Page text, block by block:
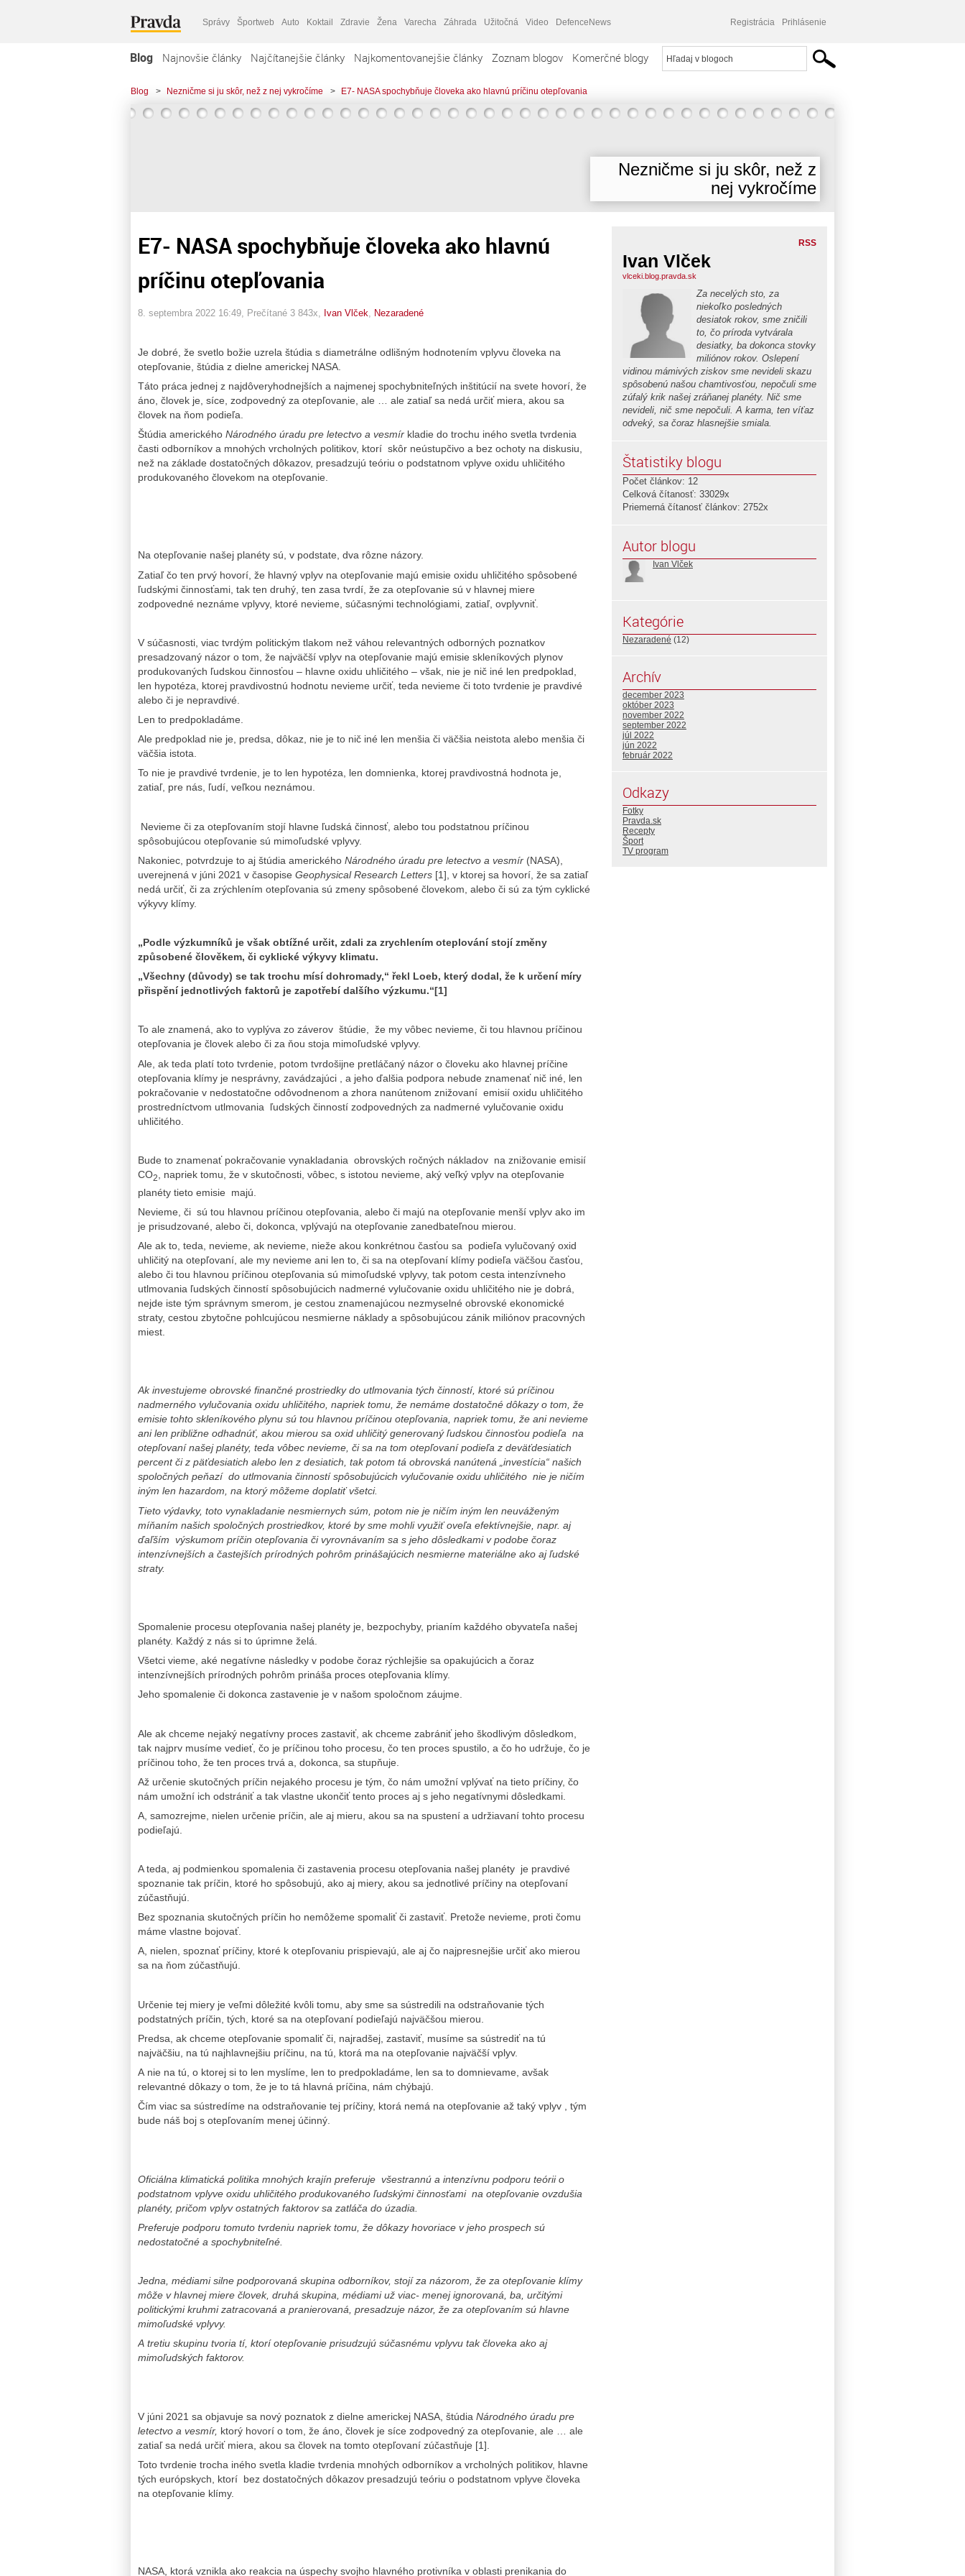
Správy Športweb Auto Koktail Zdravie Žena Varecha Záhrada Užitočná Video DefenceNews Registrácia Prihlásenie
Blog Najnovšie články Najčítanejšie články Najkomentovanejšie články Zoznam blogov Komerčné blogy
Blog > Nezničme si ju skôr, než z nej vykročíme > E7- NASA spochybňuje človeka ako hlavnú príčinu otepľovania
Nezničme si ju skôr, než z
nej vykročíme
E7- NASA spochybňuje človeka ako hlavnú
príčinu otepľovania
8. septembra 2022 16:49 , Prečítané 3 843x, Ivan Vlček Nezaradené
Je dobré, že svetlo božie uzrela štúdia s diametrálne odlišným hodnotením vplyvu človeka na
otepľovanie, štúdia z dielne americkej NASA.
Táto práca jednej z najdôveryhodnejších a najmenej spochybniteľných inštitúcií na svete hovorí, že
áno, človek je, síce, zodpovedný za otepľovanie, ale … ale zatiaľ sa nedá určiť miera, akou sa
človek na ňom podieľa.
Štúdia amerického Národného úradu pre letectvo a vesmír kladie do trochu iného svetla tvrdenia
časti odborníkov a mnohých vrcholných politikov, ktorí skôr neústupčivo a bez ochoty na diskusiu,
než na základe dostatočných dôkazov, presadzujú teóriu o podstatnom vplyve oxidu uhličitého
produkovaného človekom na otepľovanie.
Na otepľovanie našej planéty sú, v podstate, dva rôzne názory.
Zatiaľ čo ten prvý hovorí, že hlavný vplyv na otepľovanie majú emisie oxidu uhličitého spôsobené
ľudskými činnosťami, tak ten druhý, ten zasa tvrdí, že za otepľovanie sú v hlavnej miere
zodpovedné neznáme vplyvy, ktoré nevieme, súčasnými technológiami, zatiaľ, ovplyvniť.
V súčasnosti, viac tvrdým politickým tlakom než váhou relevantných odborných poznatkov
presadzovaný názor o tom, že najväčší vplyv na otepľovanie majú emisie skleníkových plynov
produkovaných ľudskou činnosťou – hlavne oxidu uhličitého – však, nie je nič iné len predpoklad,
len hypotéza, ktorej pravdivostnú hodnotu nevieme určiť, teda nevieme či toto tvrdenie je pravdivé
alebo či je nepravdivé.
Len to predpokladáme.
Ale predpoklad nie je, predsa, dôkaz, nie je to nič iné len menšia či väčšia neistota alebo menšia či
väčšia istota.
To nie je pravdivé tvrdenie, je to len hypotéza, len domnienka, ktorej pravdivostná hodnota je,
zatiaľ, pre nás, ľudí, veľkou neznámou.
Nevieme či za otepľovaním stojí hlavne ľudská činnosť, alebo tou podstatnou príčinou
spôsobujúcou otepľovanie sú mimoľudské vplyvy.
Nakoniec, potvrdzuje to aj štúdia amerického Národného úradu pre letectvo a vesmír (NASA),
uverejnená v júni 2021 v časopise Geophysical Research Letters [1], v ktorej sa hovorí, že sa zatiaľ
nedá určiť, či za zrýchlením otepľovania sú zmeny spôsobené človekom, alebo či sú za tým cyklické
výkyvy klímy.
„Podle výzkumníků je však obtížné určit, zdali za zrychlením oteplování stojí změny
způsobené člověkem, či cyklické výkyvy klimatu.
„Všechny (důvody) se tak trochu mísí dohromady,“ řekl Loeb, který dodal, že k určení míry
přispění jednotlivých faktorů je zapotřebí dalšího výzkumu.“[1]
To ale znamená, ako to vyplýva zo záverov štúdie, že my vôbec nevieme, či tou hlavnou príčinou
otepľovania je človek alebo či za ňou stoja mimoľudské vplyvy.
Ale, ak teda platí toto tvrdenie, potom tvrdošijne pretláčaný názor o človeku ako hlavnej príčine
otepľovania klímy je nesprávny, zavádzajúci , a jeho ďalšia podpora nebude znamenať nič iné, len
pokračovanie v nedostatočne odôvodnenom a zhora nanútenom znižovaní emisií oxidu uhličitého
prostredníctvom utlmovania ľudských činností zodpovedných za nadmerné vylučovanie oxidu
uhličitého.
Bude to znamenať pokračovanie vynakladania obrovských ročných nákladov na znižovanie emisií
CO2
, napriek tomu, že v skutočnosti, vôbec, s istotou nevieme, aký veľký vplyv na otepľovanie
planéty tieto emisie majú.
Nevieme, či sú tou hlavnou príčinou otepľovania, alebo či majú na otepľovanie menší vplyv ako im
je prisudzované, alebo či, dokonca, vplývajú na otepľovanie zanedbateľnou mierou.
Ale ak to, teda, nevieme, ak nevieme, nieže akou konkrétnou časťou sa podieľa vylučovaný oxid
uhličitý na otepľovaní, ale my nevieme ani len to, či sa na otepľovaní klímy podieľa väčšou časťou,
alebo či tou hlavnou príčinou otepľovania sú mimoľudské vplyvy, tak potom cesta intenzívneho
utlmovania ľudských činností spôsobujúcich nadmerné vylučovanie oxidu uhličitého nie je dobrá,
nejde iste tým správnym smerom, je cestou znamenajúcou nezmyselné obrovské ekonomické
straty, cestou zbytočne pohlcujúcou nesmierne náklady a spôsobujúcou zánik miliónov pracovných
miest.
Ak investujeme obrovské finančné prostriedky do utlmovania tých činností, ktoré sú príčinou
nadmerného vylučovania oxidu uhličitého, napriek tomu, že nemáme dostatočné dôkazy o tom, že
emisie tohto skleníkového plynu sú tou hlavnou príčinou otepľovania, napriek tomu, že ani nevieme
ani len približne odhadnúť, akou mierou sa oxid uhličitý generovaný ľudskou činnosťou podieľa na
otepľovaní našej planéty, teda vôbec nevieme, či sa na tom otepľovaní podieľa z deväťdesiatich
percent či z päťdesiatich alebo len z desiatich, tak potom tá obrovská nanútená „investícia“ našich
spoločných peňazí do utlmovania činností spôsobujúcich vylučovanie oxidu uhličitého nie je ničím
iným len hazardom, na ktorý môžeme doplatiť všetci.
Tieto výdavky, toto vynakladanie nesmiernych súm, potom nie je ničím iným len neuváženým
míňaním našich spoločných prostriedkov, ktoré by sme mohli využiť oveľa efektívnejšie, napr. aj
ďaľším výskumom príčin otepľovania či vyrovnávaním sa s jeho dôsledkami v podobe čoraz
intenzívnejších a častejších prírodných pohrôm prinášajúcich nesmierne materiálne ako aj ľudské
straty.
Spomalenie procesu otepľovania našej planéty je, bezpochyby, prianím každého obyvateľa našej
planéty. Každý z nás si to úprimne želá.
Všetci vieme, aké negatívne následky v podobe čoraz rýchlejšie sa opakujúcich a čoraz
intenzívnejších prírodných pohrôm prináša proces otepľovania klímy.
Jeho spomalenie či dokonca zastavenie je v našom spoločnom záujme.
Ale ak chceme nejaký negatívny proces zastaviť, ak chceme zabrániť jeho škodlivým dôsledkom,
tak najprv musíme vedieť, čo je príčinou toho procesu, čo ten proces spustilo, a čo ho udržuje, čo je
príčinou toho, že ten proces trvá a, dokonca, sa stupňuje.
Až určenie skutočných príčin nejakého procesu je tým, čo nám umožní vplývať na tieto príčiny, čo
nám umožní ich odstrániť a tak vlastne ukončiť tento proces aj s jeho negatívnymi dôsledkami.
A, samozrejme, nielen určenie príčin, ale aj mieru, akou sa na spustení a udržiavaní tohto procesu
podieľajú.
A teda, aj podmienkou spomalenia či zastavenia procesu otepľovania našej planéty je pravdivé
spoznanie tak príčin, ktoré ho spôsobujú, ako aj miery, akou sa jednotlivé príčiny na otepľovaní
zúčastňujú.
Bez spoznania skutočných príčin ho nemôžeme spomaliť či zastaviť. Pretože nevieme, proti čomu
máme vlastne bojovať.
A, nielen, spoznať príčiny, ktoré k otepľovaniu prispievajú, ale aj čo najpresnejšie určiť ako mierou
sa na ňom zúčastňujú.
Určenie tej miery je veľmi dôležité kvôli tomu, aby sme sa sústredili na odstraňovanie tých
podstatných príčin, tých, ktoré sa na otepľovaní podieľajú najväčšou mierou.
Predsa, ak chceme otepľovanie spomaliť či, najradšej, zastaviť, musíme sa sústrediť na tú
najväčšiu, na tú najhlavnejšiu príčinu, na tú, ktorá ma na otepľovanie najväčší vplyv.
A nie na tú, o ktorej si to len myslíme, len to predpokladáme, len sa to domnievame, avšak
relevantné dôkazy o tom, že je to tá hlavná príčina, nám chýbajú.
Čím viac sa sústredíme na odstraňovanie tej príčiny, ktorá nemá na otepľovanie až taký vplyv , tým
bude náš boj s otepľovaním menej účinný.
Oficiálna klimatická politika mnohých krajín preferuje všestrannú a intenzívnu podporu teórii o
podstatnom vplyve oxidu uhličitého produkovaného ľudskými činnosťami na otepľovanie ovzdušia
planéty, pričom vplyv ostatných faktorov sa zatláča do úzadia.
Preferuje podporu tomuto tvrdeniu napriek tomu, že dôkazy hovoriace v jeho prospech sú
nedostatočné a spochybniteľné.
Jedna, médiami silne podporovaná skupina odborníkov, stojí za názorom, že za otepľovanie klímy
môže v hlavnej miere človek, druhá skupina, médiami už viac- menej ignorovaná, ba, určitými
politickými kruhmi zatracovaná a pranierovaná, presadzuje názor, že za otepľovaním sú hlavne
mimoľudské vplyvy.
A tretiu skupinu tvoria tí, ktorí otepľovanie prisudzujú súčasnému vplyvu tak človeka ako aj
mimoľudských faktorov.
V júni 2021 sa objavuje sa nový poznatok z dielne americkej NASA, štúdia Národného úradu pre
letectvo a vesmír, ktorý hovorí o tom, že áno, človek je síce zodpovedný za otepľovanie, ale … ale
zatiaľ sa nedá určiť miera, akou sa človek na tomto otepľovaní zúčastňuje [1].
Toto tvrdenie trocha iného svetla kladie tvrdenia mnohých odborníkov a vrcholných politikov, hlavne
tých európskych, ktorí bez dostatočných dôkazov presadzujú teóriu o podstatnom vplyve človeka
na otepľovanie klímy.
NASA, ktorá vznikla ako reakcia na úspechy svojho hlavného protivníka v oblasti prenikania do
RSS
Ivan Vlček
vlceki.blog.pravda.sk
Za necelých sto, za
niekoľko posledných
desiatok rokov, sme zničili
to, čo príroda vytvárala
desiatky, ba dokonca stovky
miliónov rokov. Oslepení
vidinou mámivých ziskov sme nevideli skazu
spôsobenú našou chamtivosťou, nepočuli sme
zúfalý krik našej zráňanej planéty. Nič sme
nevideli, nič sme nepočuli. A karma, ten víťaz
odveký, sa čoraz hlasnejšie smiala.
Štatistiky blogu
Počet článkov: 12
Celková čítanosť: 33029x
Priemerná čítanosť článkov: 2752x
Autor blogu
Ivan Vlček
Kategórie
Nezaradené (12)
Archív
december 2023
október 2023
november 2022
september 2022
júl 2022
jún 2022
február 2022
Odkazy
Fotky
Pravda.sk
Recepty
Šport
TV program